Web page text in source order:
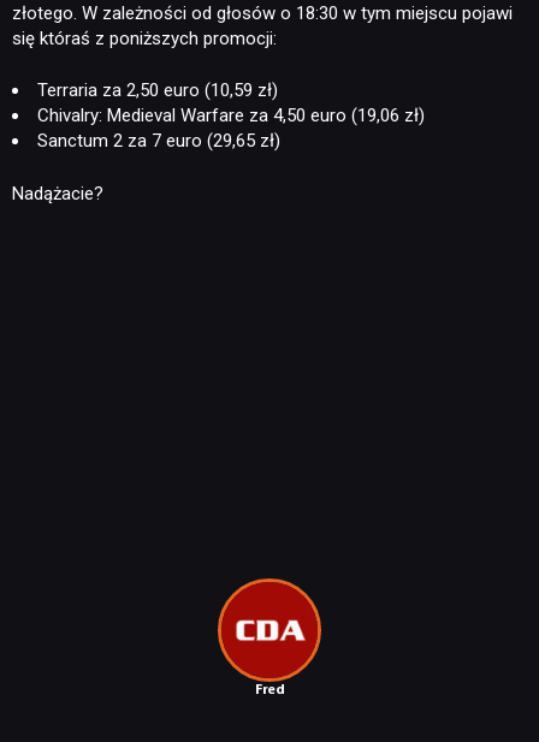
Fred
złotego. W zależności od głosów o 18:30 w tym miejscu pojawi
się któraś z poniższych promocji:
Terraria za 2,50 euro (10,59 zł)
Chivalry: Medieval Warfare za 4,50 euro (19,06 zł)
Sanctum 2 za 7 euro (29,65 zł)
Nadążacie?